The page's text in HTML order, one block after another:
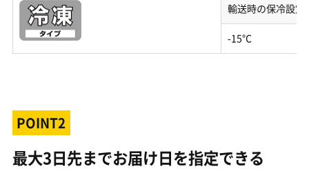
輸送時の保冷設定
-15℃
POINT2
最大3日先までお届け日を指定できる